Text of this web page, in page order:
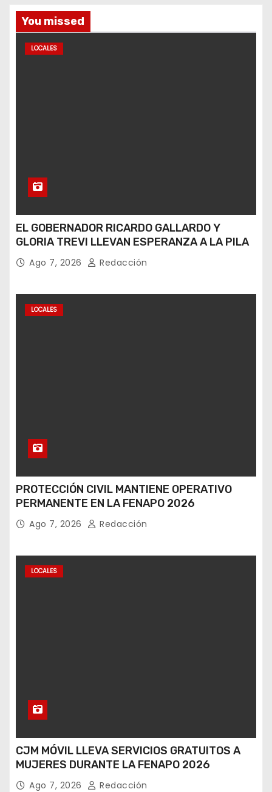
You missed
LOCALES
EL GOBERNADOR RICARDO GALLARDO Y
GLORIA TREVI LLEVAN ESPERANZA A LA PILA
Ago 7, 2026 Redacción
LOCALES
PROTECCIÓN CIVIL MANTIENE OPERATIVO
PERMANENTE EN LA FENAPO 2026
Ago 7, 2026 Redacción
LOCALES
CJM MÓVIL LLEVA SERVICIOS GRATUITOS A
MUJERES DURANTE LA FENAPO 2026
Ago 7, 2026 Redacción